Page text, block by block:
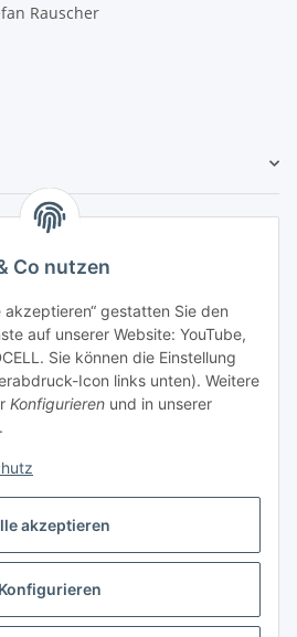
akzeptieren
Konfigurieren
Co nutzen
akzeptieren“ gestatten Sie den
auf unserer Website: YouTube,
Sie können die Einstellung
Icon links unten). Weitere
Konfigurieren und in unserer
.
Rauscher
widerrufen
USt., zzgl.Versand